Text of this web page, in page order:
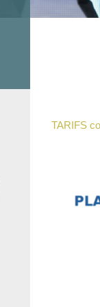
TARIFS